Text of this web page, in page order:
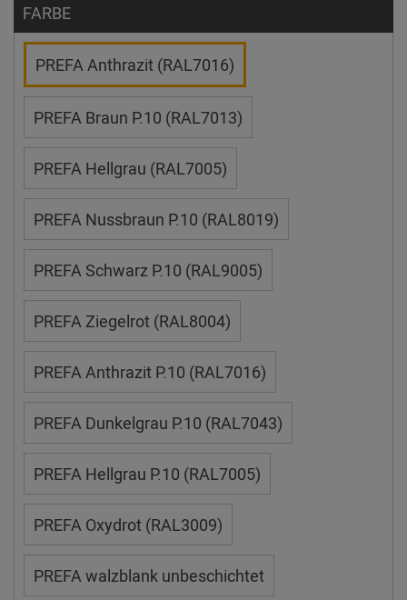
FARBE
PREFA Anthrazit (RAL7016)
PREFA Braun P.10 (RAL7013)
PREFA Hellgrau (RAL7005)
PREFA Nussbraun P.10 (RAL8019)
PREFA Schwarz P.10 (RAL9005)
PREFA Ziegelrot (RAL8004)
PREFA Anthrazit P.10 (RAL7016)
PREFA Dunkelgrau P.10 (RAL7043)
PREFA Hellgrau P.10 (RAL7005)
PREFA Oxydrot (RAL3009)
PREFA walzblank unbeschichtet